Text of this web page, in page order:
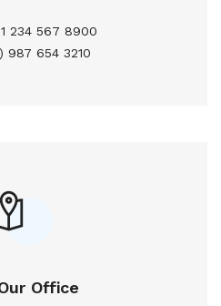
234 567 8900
987 654 3210
Office